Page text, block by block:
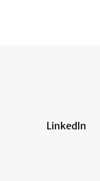
LinkedIn